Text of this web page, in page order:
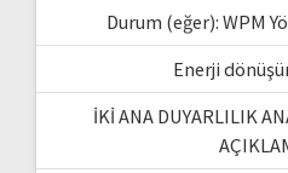
Durum (eğer): WPM
Enerji
İKİ ANA DUYARLILIK